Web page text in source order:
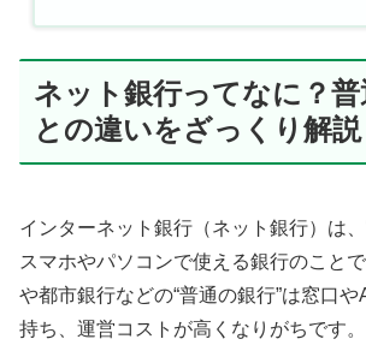
ネット銀行ってなに？
との違いをざっくり解説
インターネット銀行（ネット銀行）は、
スマホやパソコンで使える銀行のこと
や都市銀行などの“普通の銀行”は窓口
持ち、運営コストが高くなりがちです。